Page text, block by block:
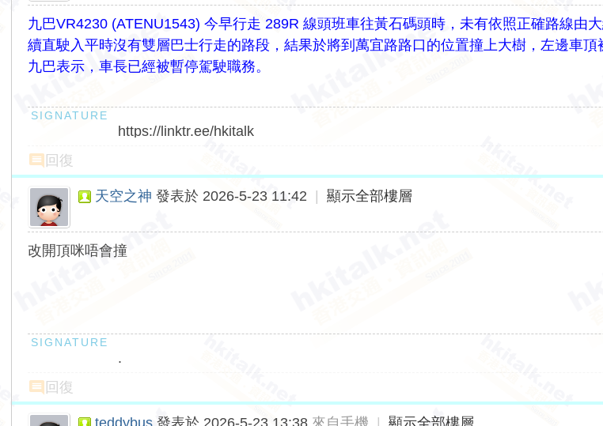
九巴VR4230 (ATENU1543) 今早行走 289R 線頭班車往黃石碼頭時，未有依照正確路線由
續直駛入平時沒有雙層巴士行走的路段，結果於將到萬宜路路口的位置撞上大樹，左邊車頂
九巴表示，車長已經被暫停駕駛職務。
https://linktr.ee/hkitalk
回復
天空之神 發表於 2026-5-23 11:42 顯示全部樓層
改開頂咪唔會撞
.
回復
teddybus 發表於 2026-5-23 13:38 來自手機 顯示全部樓層